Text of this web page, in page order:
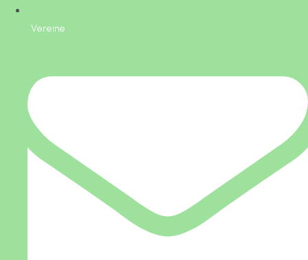
Vereine